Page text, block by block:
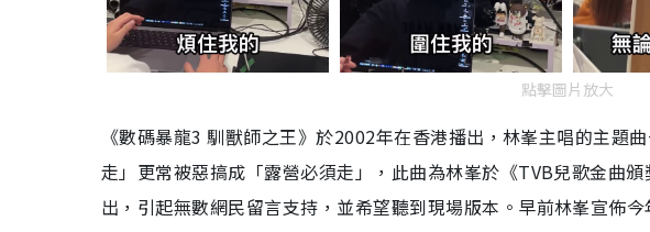
點擊圖片放大
《數碼暴龍3 馴獸師之王》於2002年在香港播出，林峯主唱的主題
走」更常被惡搞成「露營必須走」，此曲為林峯於《TVB兒歌金曲
出，引起無數網民留言支持，並希望聽到現場版本。早前林峯宣佈